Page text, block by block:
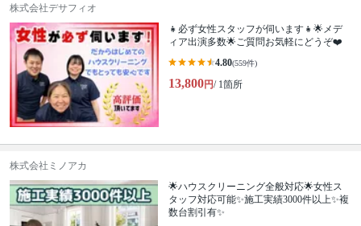
株式会社デサフィオ
👧必ず女性スタッフが伺います👧🌟メデ
ィア出演多数🌟ご質問お気軽にどうぞ❤️
4.80(559件)
13,800円/ 1箇所
株式会社ミノアカ
🌟ハウスクリーニング全般対応🌟女性ス
タッフ対応可能✨施工実績3000件以上✨複
数台割引有✨